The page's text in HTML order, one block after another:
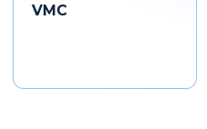
VMC